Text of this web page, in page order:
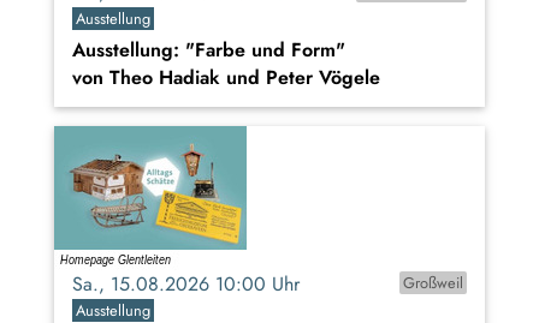
Ausstellung
Ausstellung: "Farbe und Form"
von Theo Hadiak und Peter Vögele
Sa., 15.08.2026 10:00 Uhr
Großweil
Ausstellung